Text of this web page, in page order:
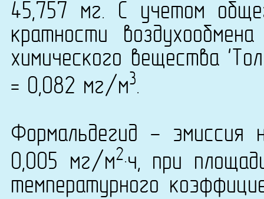
45,757 мг. С учетом
кратности
химического вещества
= 0,082 мг/м3.
Формальдегид - эмиссия
0,005 мг/м2·ч, при
температурного